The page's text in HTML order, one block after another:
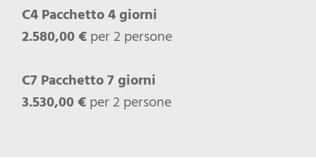
C4 Pacchetto 4 giorni
2.580,00 €per 2 persone
C7 Pacchetto 7 giorni
3.530,00 €per 2 persone